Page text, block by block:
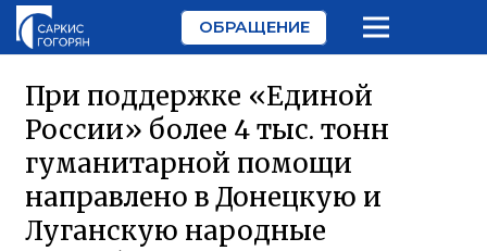
ОБРАЩЕНИЕ
При поддержке «Единой
России» более 4 тыс. тонн
гуманитарной помощи
направлено в Донецкую и
Луганскую народные